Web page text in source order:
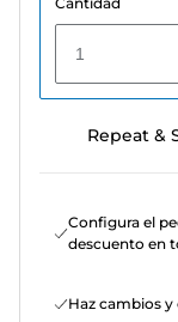
1
Repeat &
Configura el
descuento en
Haz cambios